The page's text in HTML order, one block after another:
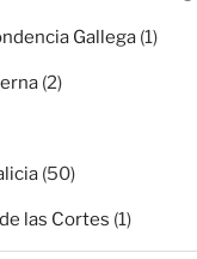
Gallega (1)
(2)
(50)
las Cortes (1)